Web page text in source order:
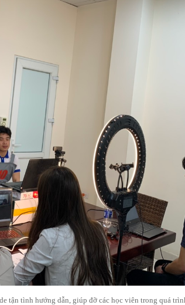
tận tình hướng dẫn, giúp đỡ các học viên trong quá